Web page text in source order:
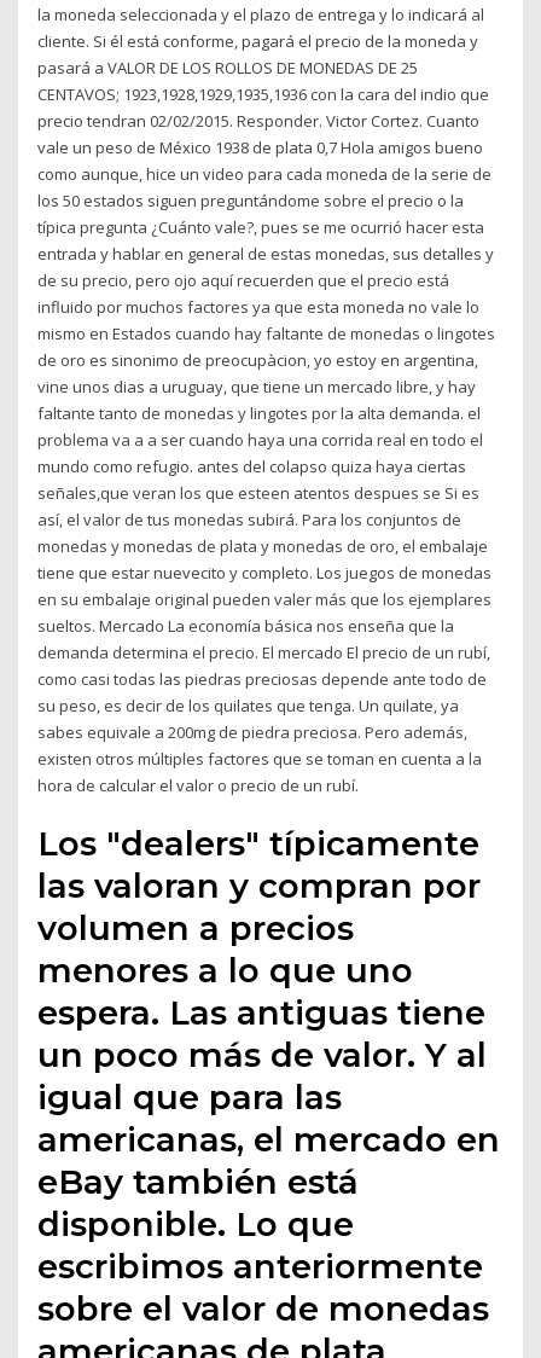
la moneda seleccionada y el plazo de entrega y lo indicará al
cliente. Si él está conforme, pagará el precio de la moneda y
pasará a VALOR DE LOS ROLLOS DE MONEDAS DE 25
CENTAVOS; 1923,1928,1929,1935,1936 con la cara del indio que
precio tendran 02/02/2015. Responder. Victor Cortez. Cuanto
vale un peso de México 1938 de plata 0,7 Hola amigos bueno
como aunque, hice un video para cada moneda de la serie de
los 50 estados siguen preguntándome sobre el precio o la
típica pregunta ¿Cuánto vale?, pues se me ocurrió hacer esta
entrada y hablar en general de estas monedas, sus detalles y
de su precio, pero ojo aquí recuerden que el precio está
influido por muchos factores ya que esta moneda no vale lo
mismo en Estados cuando hay faltante de monedas o lingotes
de oro es sinonimo de preocupàcion, yo estoy en argentina,
vine unos dias a uruguay, que tiene un mercado libre, y hay
faltante tanto de monedas y lingotes por la alta demanda. el
problema va a a ser cuando haya una corrida real en todo el
mundo como refugio. antes del colapso quiza haya ciertas
señales,que veran los que esteen atentos despues se Si es
así, el valor de tus monedas subirá. Para los conjuntos de
monedas y monedas de plata y monedas de oro, el embalaje
tiene que estar nuevecito y completo. Los juegos de monedas
en su embalaje original pueden valer más que los ejemplares
sueltos. Mercado La economía básica nos enseña que la
demanda determina el precio. El mercado El precio de un rubí,
como casi todas las piedras preciosas depende ante todo de
su peso, es decir de los quilates que tenga. Un quilate, ya
sabes equivale a 200mg de piedra preciosa. Pero además,
existen otros múltiples factores que se toman en cuenta a la
hora de calcular el valor o precio de un rubí.
Los "dealers" típicamente
las valoran y compran por
volumen a precios
menores a lo que uno
espera. Las antiguas tiene
un poco más de valor. Y al
igual que para las
americanas, el mercado en
eBay también está
disponible. Lo que
escribimos anteriormente
sobre el valor de monedas